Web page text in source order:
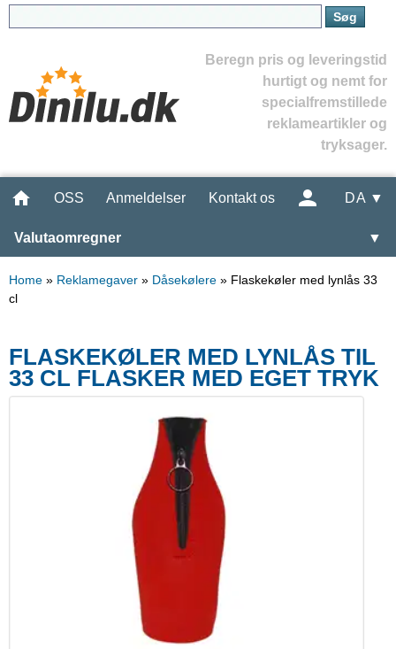
Beregn pris og leveringstid
hurtigt og nemt for
specialfremstillede
reklameartikler og
tryksager.
OSS Anmeldelser Kontakt os DA ▼
Valutaomregner ▼
Home » Reklamegaver » Dåsekølere » Flaskekøler med lynlås 33
cl
FLASKEKØLER MED LYNLÅS TIL
33 CL FLASKER MED EGET TRYK